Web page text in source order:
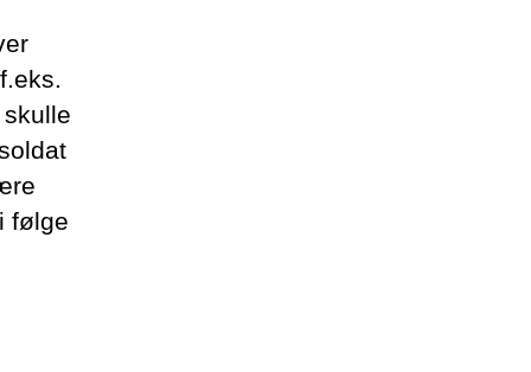
følge